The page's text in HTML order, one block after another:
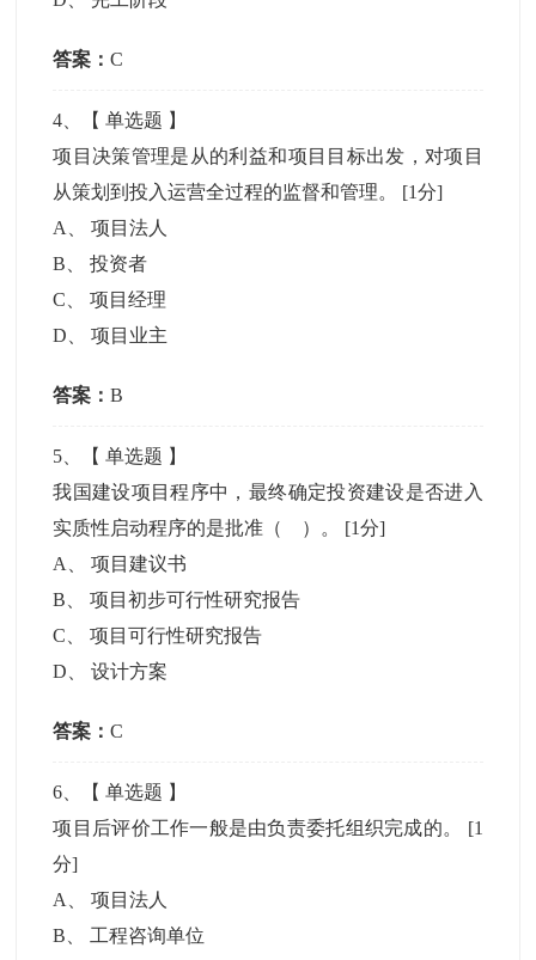
答案：C
4 、【单选题 】
项目决策管理是从的利益和项目目标出发，对项目
从策划到投入运营全过程的监督和管理。 [1分]
A
、项目法人
B 、投资者
C 、项目经理
D 、项目业主
答案：B
5 、【单选题 】
我国建设项目程序中，最终确定投资建设是否进入
实质性启动程序的是批准（ ）。 [1分]
A
、项目建议书
B 、项目初步可行性研究报告
C 、项目可行性研究报告
D 、设计方案
答案：C
6 、【单选题 】
项目后评价工作一般是由负责委托组织完成的。 [1
分]
A
、项目法人
B
工程咨询单位